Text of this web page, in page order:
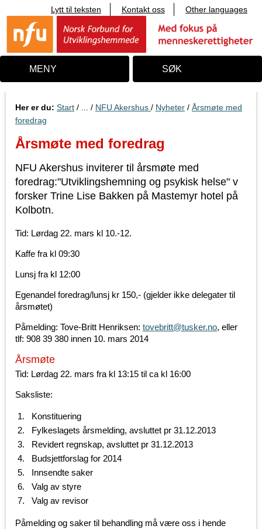
i
n
o
Lytt til teksten Kontakt oss Other languages
MENY SØK
Her er du: Start / ... / NFU Akershus / Nyheter / Årsmøte med
foredrag
Årsmøte med foredrag
NFU Akershus inviterer til årsmøte med
foredrag:"Utviklingshemning og psykisk helse" v
forsker Trine Lise Bakken på Mastemyr hotel på
Kolbotn.
Tid: Lørdag 22. mars kl 10.-12.
Kaffe fra kl 09:30
Lunsj fra kl 12:00
Egenandel foredrag/lunsj kr 150,- (gjelder ikke delegater til
årsmøtet)
Påmelding: Tove-Britt Henriksen: tovebritt@tusker.no, eller
tlf: 908 39 380 innen 10. mars 2014
Årsmøte
Tid: Lørdag 22. mars fra kl 13:15 til ca kl 16:00
Saksliste:
Konstituering
Fylkeslagets årsmelding, avsluttet pr 31.12.2013
Revidert regnskap, avsluttet pr 31.12.2013
Budsjettforslag for 2014
Innsendte saker
Valg av styre
Valg av revisor
Påmelding og saker til behandling må være oss i hende